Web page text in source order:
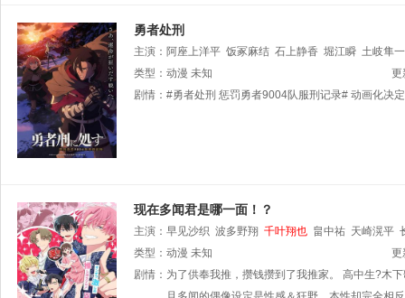
勇者处刑
主演： 阿座上洋平 饭冢麻结 石上静香 堀江瞬 土岐隼一
类型： 动漫 未知
更
剧情： #勇者处刑 惩罚勇者9004队服刑记录# 动画化决
现在多闻君是哪一面！？
主演： 早见沙织 波多野翔 千叶翔也 畠中祐 天崎滉平
类型： 动漫 未知
更
剧情： 为了供奉我推，攒钱攒到了我推家。 高中生?木